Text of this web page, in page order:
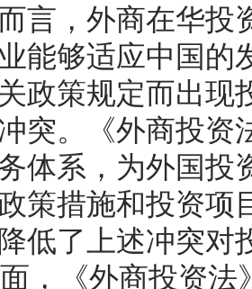
言，外商在华投
能够适应中国的
政策规定而出现
突。《外商投资
体系，为外国投
策措施和投资项
低了上述冲突对
，《外商投资法